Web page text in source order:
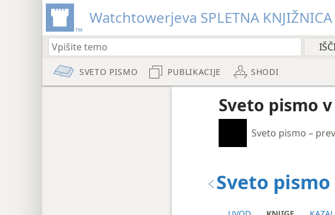
Watchtowerjeva SPLETNA KNJIŽNICA
SVETO PISMO PUBLIKACIJE SHODI
Sveto pismo
Sveto pismo –
Sveto